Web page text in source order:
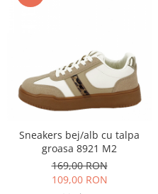
Sneakers bej/alb cu talpa
groasa 8921 M2
169,00 RON
109,00 RON